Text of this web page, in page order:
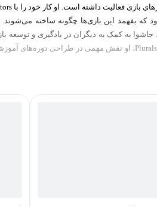
که بفهمد این بازی‌ها چگونه ساخته
به کمک به دیگران در یادگیری و توسعه